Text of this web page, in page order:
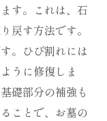
す。これは、石
戻す方法です。
。ひび割れには
うに修復しま
礎部分の補強も
ことで、お墓の